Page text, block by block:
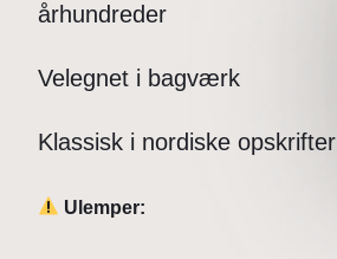
århundreder
Velegnet i bagværk
Klassisk i nordiske opskrifter
Ulemper: